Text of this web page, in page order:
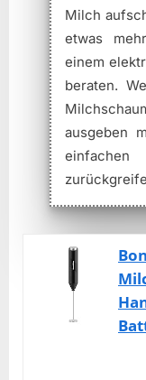
Milch
etwas
einem
beraten.
ausgeben